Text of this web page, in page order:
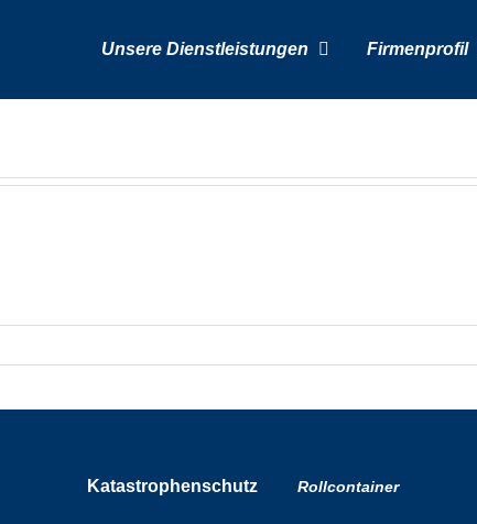
Unsere Dienstleistungen Firmenprofil
Katastrophenschutz Rollcontainer